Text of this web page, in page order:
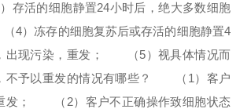
活的细胞静置24小时后，绝大多数细胞
）冻存的细胞复苏后或存活的细胞静置4
现污染，重发；
（5）视具体情况而
不予以重发的情况有哪些？
（1）客户
；
（2）客户不正确操作致细胞状态